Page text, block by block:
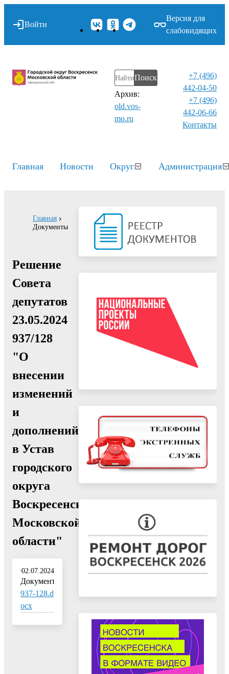
Войти
Версия для
слабовидящих
Поиск
Архив:
old.vos-
mo.ru
+7 (496)
442-04-50
+7 (496)
442-06-66
Контакты⁠
Главная Новости Округ Администрация
Главная
Документы
Решение
Совета
депутатов
23.05.2024
937/128
"О
внесении
изменений
и
дополнений
в Устав
городского
округа
Воскресенск
Московской
области"
02.07.2024
Документ:
937-128.d
ocx